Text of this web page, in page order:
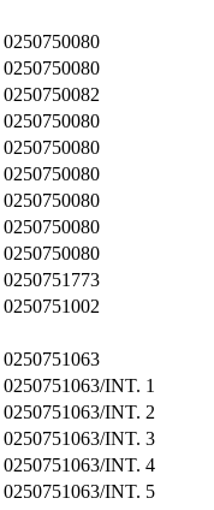
0250750080
0250750080
0250750082
0250750080
0250750080
0250750080
0250750080
0250750080
0250750080
0250751773
0250751002
0250751063
0250751063/INT. 1
0250751063/INT. 2
0250751063/INT. 3
0250751063/INT. 4
0250751063/INT. 5